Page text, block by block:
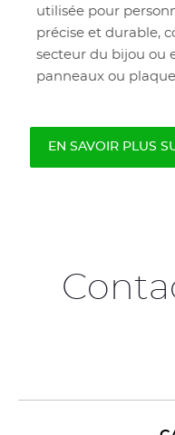
utilisée pour
précise et durable,
secteur du bijou ou
panneaux ou
EN SAVOIR PLUS